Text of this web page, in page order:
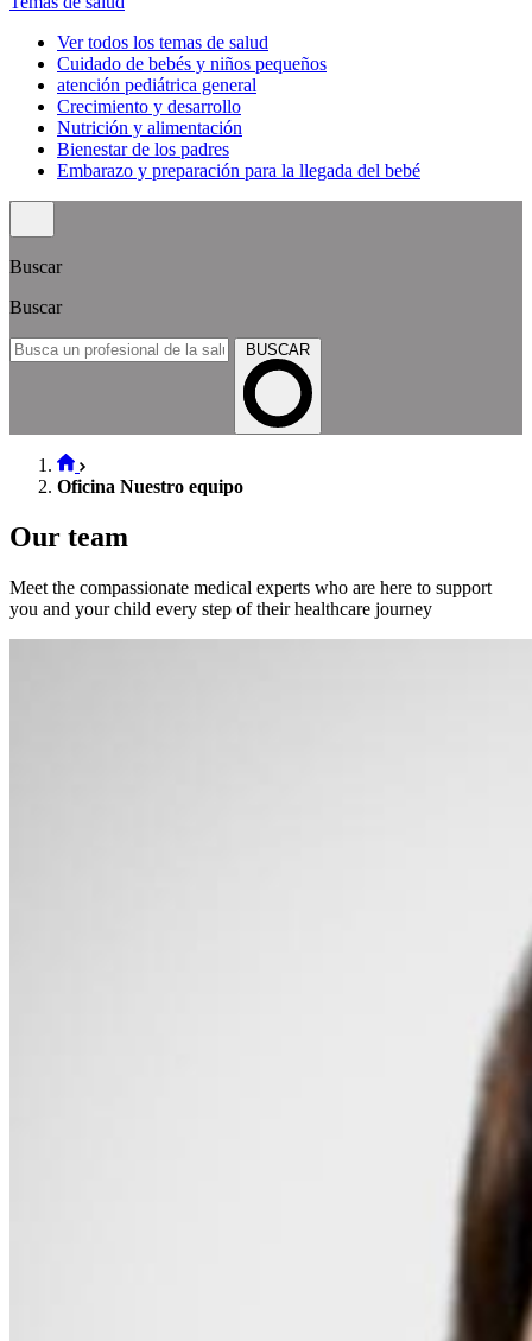
Ver todos los temas de salud
Cuidado de bebés y niños pequeños
atención pediátrica general
Crecimiento y desarrollo
Nutrición y alimentación
Bienestar de los padres
Embarazo y preparación para la llegada del bebé
Buscar
Buscar
BUSCAR
Oficina Nuestro equipo
Our team
Meet the compassionate medical experts who are here to support
you and your child every step of their healthcare journey